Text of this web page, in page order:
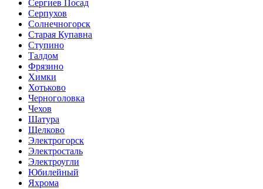
Сергиев Посад
Серпухов
Солнечногорск
Старая Купавна
Ступино
Талдом
Фрязино
Химки
Хотьково
Черноголовка
Чехов
Шатура
Щелково
Электрогорск
Электросталь
Электроугли
Юбилейный
Яхрома